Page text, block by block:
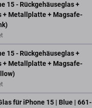
15 - Rückgehäuseglas +
+ Metallplatte + Magsafe-
15 - Rückgehäuseglas +
+ Metallplatte + Magsafe-
für iPhone 15 | Blue | 661-